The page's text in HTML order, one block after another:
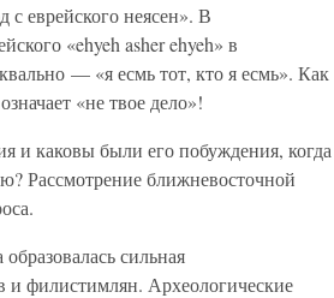
с еврейского неясен». В
«ehyeh asher ehyeh» в
— «я есмь тот, кто я есмь». Как
«не твое дело»!
и каковы были его побуждения, когда
Рассмотрение ближневосточной
сильная
и филистимлян. Археологические